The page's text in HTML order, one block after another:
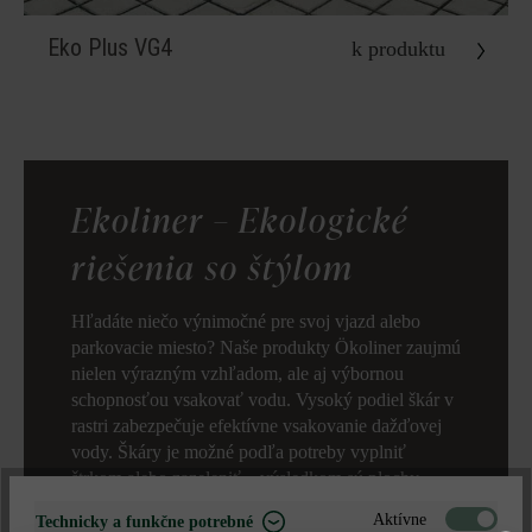
Eko Plus VG4 k produktu
Ekoliner – Ekologické
riešenia so štýlom
Hľadáte niečo výnimočné pre svoj vjazd alebo
parkovacie miesto? Naše produkty Ökoliner zaujmú
nielen výrazným vzhľadom, ale aj výbornou
schopnosťou vsakovať vodu. Vysoký podiel škár v
rastri zabezpečuje efektívne vsakovanie dažďovej
vody. Škáry je možné podľa potreby vyplniť
štrkom alebo zazeleniť – výsledkom sú plochy,
Technicky a funkčne potrebné Aktívne